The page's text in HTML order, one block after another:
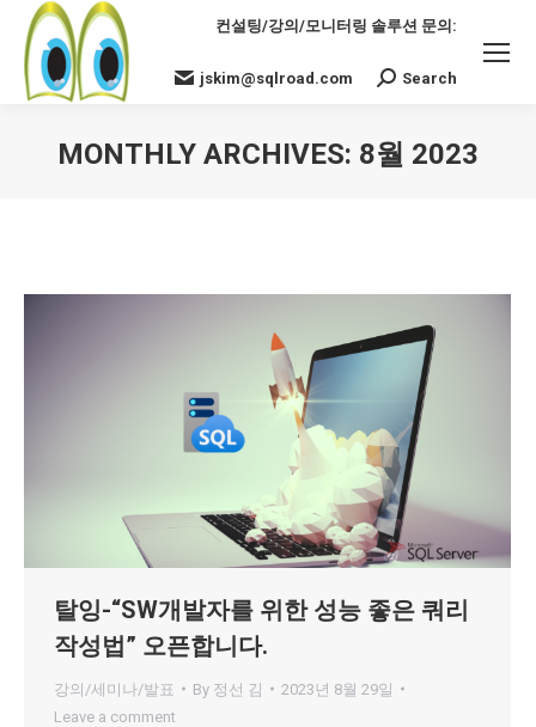
컨설팅/강의/모니터링 솔루션 문의:
jskim@sqlroad.com Search:
Search
MONTHLY ARCHIVES: 8월 2023
탈잉-“SW개발자를 위한 성능 좋은 쿼리
작성법” 오픈합니다.
강의/세미나/발표 By 정선 김
2023년 8월 29일
Leave a comment